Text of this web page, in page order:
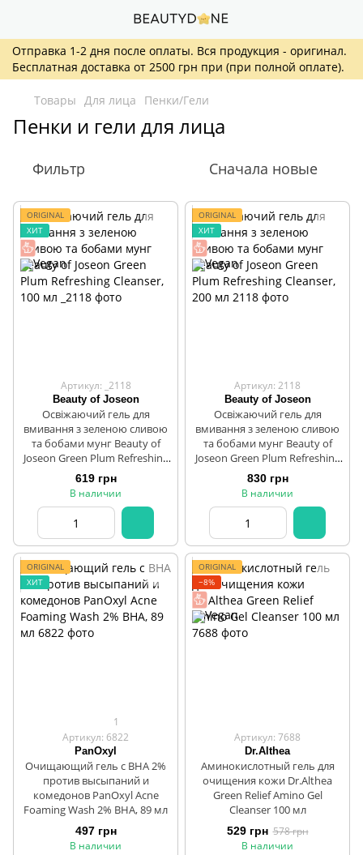
Отправка 1-2 дня после оплаты. Вся продукция - оригинал.
Бесплатная доставка от 2500 грн при (при полной оплате).
Товары Для лица Пенки/Гели
Пенки и гели для лица
Фильтр Сначала новые
ORIGINAL
ХИТ
Артикул: _2118
Beauty of Joseon
Освіжаючий гель для
вмивання з зеленою сливою
та бобами мунг Beauty of
Joseon Green Plum Refreshing
Cleanser, 100 мл
619 грн
В наличии
ORIGINAL
ХИТ
Артикул: 2118
Beauty of Joseon
Освіжаючий гель для
вмивання з зеленою сливою
та бобами мунг Beauty of
Joseon Green Plum Refreshing
Cleanser, 200 мл
830 грн
В наличии
ORIGINAL
ХИТ
1
Артикул: 6822
PanOxyl
Очищающий гель с ВНА 2%
против высыпаний и
комедонов PanOxyl Acne
Foaming Wash 2% BHA, 89 мл
497 грн
В наличии
ORIGINAL
−8%
Артикул: 7688
Dr.Althea
Аминокислотный гель для
очищения кожи Dr.Althea
Green Relief Amino Gel
Cleanser 100 мл
529 грн 578 грн
В наличии